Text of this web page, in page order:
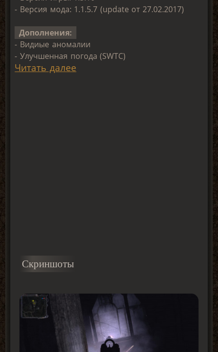
- Версия мода: 1.1.5.7 (update от 27.02.2017)
Дополнения:
- Видиые аномалии
- Улучшенная погода (SWTC)
Читать далее
Скриншоты